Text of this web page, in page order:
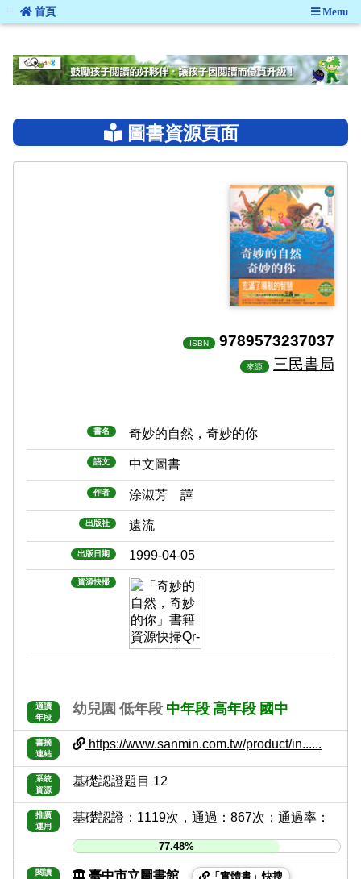
::: 首頁 Menu
圖書資源頁面
ISBN 9789573237037
來源 三民書局
書名 奇妙的自然，奇妙的你
語文 中文圖書
作者 涂淑芳 譯
出版社 遠流
出版日期 1999-04-05
資源快掃
適讀
年段
幼兒園 低年段 中年段 高年段 國中
書摘
連結
https://www.sanmin.com.tw/product/in......
系統
資源
基礎認證題目 12
推廣
運用
基礎認證：1119次，通過：867次；通過率：
77.48%
閱讀
臺中市立圖書館
「實體書」快搜